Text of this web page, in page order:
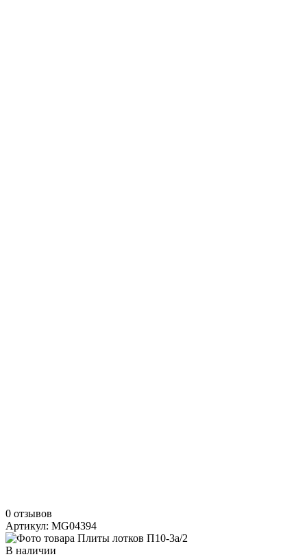
0 отзывов
Артикул: MG04394
В наличии